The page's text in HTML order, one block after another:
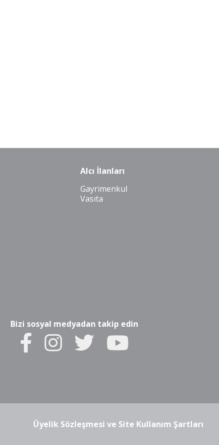
Alcı İlanları
Gayrimenkul
Vasıta
Bizi sosyal medyadan takip edin
Üyelik Sözleşmesi ve Site Kullanım Şartları